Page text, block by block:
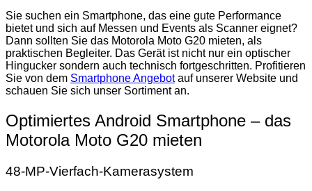
Sie suchen ein Smartphone, das eine gute Performance
bietet und sich auf Messen und Events als Scanner eignet?
Dann sollten Sie das Motorola Moto G20 mieten, als
praktischen Begleiter. Das Gerät ist nicht nur ein optischer
Hingucker sondern auch technisch fortgeschritten. Profitieren
Sie von dem Smartphone Angebotauf unserer Website und
schauen Sie sich unser Sortiment an.
Optimiertes Android Smartphone – das
Motorola Moto G20 mieten
48-MP-Vierfach-Kamerasystem